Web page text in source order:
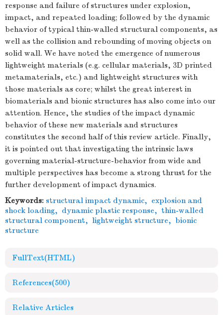
response and failure of structures under explosion,
impact, and repeated loading; followed by the dynamic
behavior of typical thin-walled structural components, as
well as the collision and rebounding of moving objects on
solid wall. We have noted the emergence of numerous
lightweight materials (e.g. cellular materials, 3D printed
metamaterials, etc.) and lightweight structures with
those materials as core; whilst the great interest in
biomaterials and bionic structures has also come into our
attention. Hence, the studies of the impact dynamic
behavior of these new materials and structures
constitutes the second half of this review article. Finally,
it is pointed out that investigating the intrinsic laws
governing material-structure-behavior from wide and
multiple perspectives has become a strong thrust for the
further development of impact dynamics.
Keywords: structural impact dynamic, explosion and
shock loading, dynamic plastic response, thin-walled
structural component, lightweight structure, bionic
structure
FullText(HTML)
References(500)
Relative Articles